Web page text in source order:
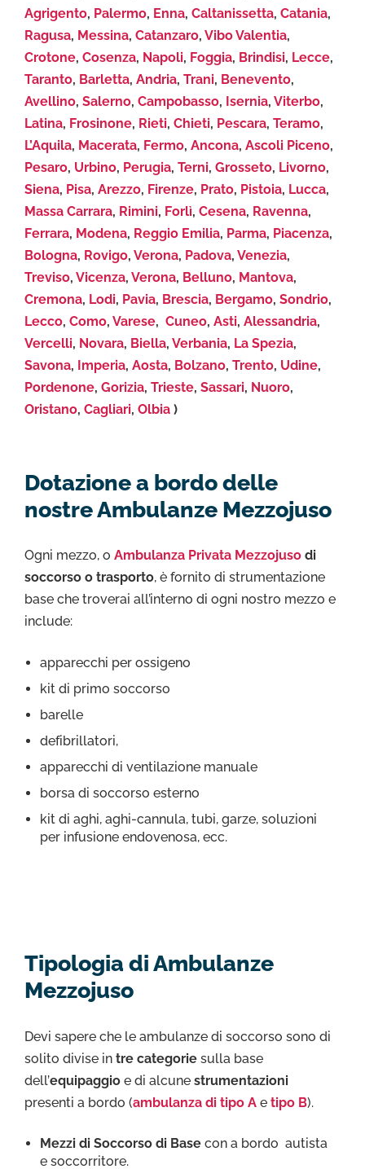
Agrigento, Palermo, Enna, Caltanissetta, Catania,
Ragusa, Messina, Catanzaro, Vibo Valentia,
Crotone, Cosenza, Napoli, Foggia, Brindisi, Lecce,
Taranto, Barletta, Andria, Trani, Benevento,
Avellino, Salerno, Campobasso, Isernia, Viterbo,
Latina, Frosinone, Rieti, Chieti, Pescara, Teramo,
L’Aquila, Macerata, Fermo, Ancona, Ascoli Piceno,
Pesaro, Urbino, Perugia, Terni, Grosseto, Livorno,
Siena, Pisa, Arezzo, Firenze, Prato, Pistoia, Lucca,
Massa Carrara, Rimini, Forlì, Cesena, Ravenna,
Ferrara, Modena, Reggio Emilia, Parma, Piacenza,
Bologna, Rovigo, Verona, Padova, Venezia,
Treviso, Vicenza, Verona, Belluno, Mantova,
Cremona, Lodi, Pavia, Brescia, Bergamo, Sondrio,
Lecco, Como, Varese, Cuneo, Asti, Alessandria,
Vercelli, Novara, Biella, Verbania, La Spezia,
Savona, Imperia, Aosta, Bolzano, Trento, Udine,
Pordenone, Gorizia, Trieste, Sassari, Nuoro,
Oristano, Cagliari, Olbia )
Dotazione a bordo delle
nostre Ambulanze Mezzojuso
Ogni mezzo, o Ambulanza Privata Mezzojuso di
soccorso o trasporto, è fornito di strumentazione
base che troverai all’interno di ogni nostro mezzo e
include:
apparecchi per ossigeno
kit di primo soccorso
barelle
defibrillatori,
apparecchi di ventilazione manuale
borsa di soccorso esterno
kit di aghi, aghi-cannula, tubi, garze, soluzioni
per infusione endovenosa, ecc.
Tipologia di Ambulanze
Mezzojuso
Devi sapere che le ambulanze di soccorso sono di
solito divise in tre categorie sulla base
dell’equipaggio e di alcune strumentazioni
presenti a bordo (ambulanza di tipo A e tipo B).
Mezzi di Soccorso di Basecon a bordo autista
e soccorritore.